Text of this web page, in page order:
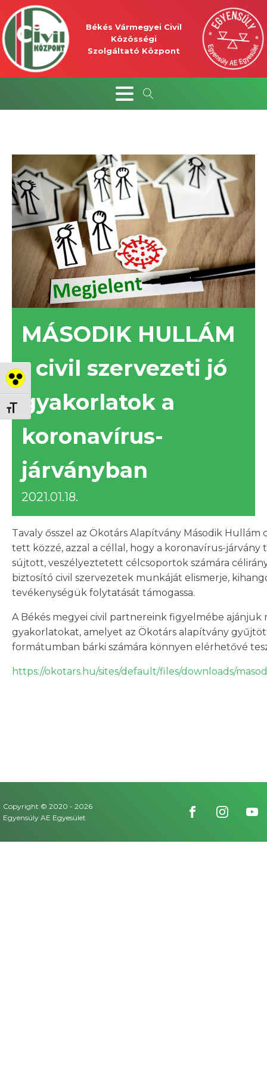
Nagy kontraszt váltása
Betűméret váltása
Békés Vármegyei Civil
Közösségi
Szolgáltató Központ
MÁSODIK HULLÁM
- civil szervezeti jó
gyakorlatok a
koronavírus-
járványban
2021.01.18.
Tavaly ősszel az Ökotárs Alapítvány Második
tett közzé, azzal a céllal, hogy a koronavírus-járvány
sújtott, veszélyeztetett célcsoportok számára
biztosító civil szervezetek munkáját elismerje,
tevékenységük folytatását támogassa.
A Békés megyei civil partnereink figyelmébe ajánjuk
gyakorlatokat, amelyet az Ökotárs alapítvány
formátumban bárki számára könnyen elérhetővé
https://okotars.hu/sites/default/files/downloads/
Copyright © 2020 - 2026
Egyensúly AE Egyesület